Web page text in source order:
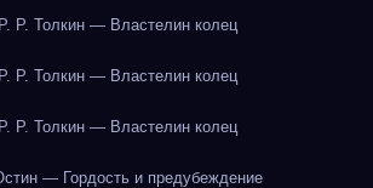
Р. Толкин — Властелин колец
Р. Толкин — Властелин колец
Р. Толкин — Властелин колец
— Гордость и предубеждение